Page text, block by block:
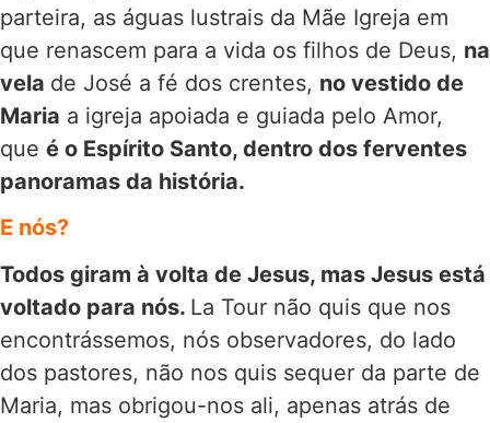
parteira, as águas lustrais da Mãe Igreja em
que renascem para a vida os filhos de Deus, na
vela de José a fé dos crentes, no vestido de
Maria a igreja apoiada e guiada pelo Amor,
que é o Espírito Santo, dentro dos ferventes
panoramas da história.
E nós?
Todos giram à volta de Jesus, mas Jesus está
voltado para nós. La Tour não quis que nos
encontrássemos, nós observadores, do lado
dos pastores, não nos quis sequer da parte de
Maria, mas obrigou-nos ali, apenas atrás de